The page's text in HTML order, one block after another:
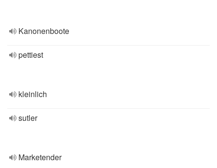
Kanonenboote
pettiest
kleinlich
sutler
Marketender